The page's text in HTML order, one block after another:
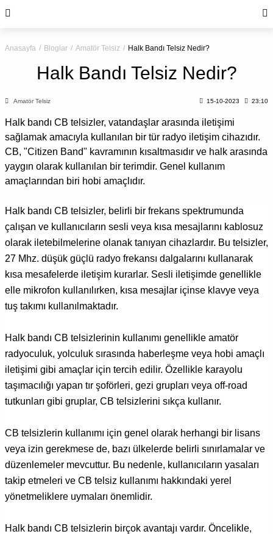
Anasayfa Bloglar Amatör Telsiz Halk Bandı Telsiz Nedir?
Halk Bandı Telsiz Nedir?
Amatör Telsiz 15-10-2023 23:10
Halk bandı CB telsizler, vatandaşlar arasında iletişimi
sağlamak amacıyla kullanılan bir tür radyo iletişim cihazıdır.
CB, "Citizen Band" kavramının kısaltmasıdır ve halk arasında
yaygın olarak kullanılan bir terimdir. Genel kullanım
amaçlarından biri hobi amaçlıdır.
Halk bandı CB telsizler, belirli bir frekans spektrumunda
çalışan ve kullanıcıların sesli veya kısa mesajlarını kablosuz
olarak iletebilmelerine olanak tanıyan cihazlardır. Bu telsizler,
27 Mhz. düşük güçlü radyo frekansı dalgalarını kullanarak
kısa mesafelerde iletişim kurarlar. Sesli iletişimde genellikle
elle mikrofon kullanılırken, kısa mesajlar içinse klavye veya
tuş takımı kullanılmaktadır.
Halk bandı CB telsizlerinin kullanımı genellikle amatör
radyoculuk, yolculuk sırasında haberleşme veya hobi amaçlı
iletişimi gibi amaçlar için tercih edilir. Özellikle karayolu
taşımacılığı yapan tır şoförleri, gezi grupları veya off-road
tutkunları gibi gruplar, CB telsizlerini sıkça kullanır.
CB telsizlerin kullanımı için genel olarak herhangi bir lisans
veya izin gerekmese de, bazı ülkelerde belirli sınırlamalar ve
düzenlemeler mevcuttur. Bu nedenle, kullanıcıların yasaları
takip etmeleri ve CB telsiz kullanımı hakkındaki yerel
yönetmeliklere uymaları önemlidir.
Halk bandı CB telsizlerin birçok avantajı vardır. Öncelikle,